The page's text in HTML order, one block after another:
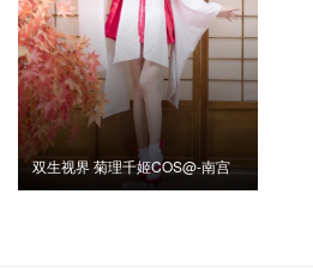
双生视界 菊理千姬COS@-南宫